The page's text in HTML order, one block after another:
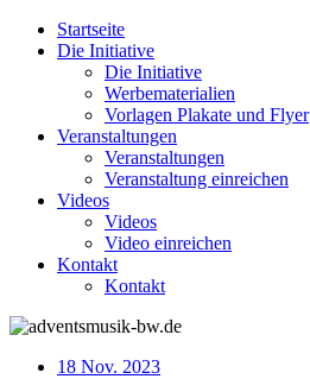
Startseite
Die Initiative
Die Initiative
Werbematerialien
Vorlagen Plakate und Flyer
Veranstaltungen
Veranstaltungen
Veranstaltung einreichen
Videos
Videos
Video einreichen
Kontakt
Kontakt
18 Nov. 2023